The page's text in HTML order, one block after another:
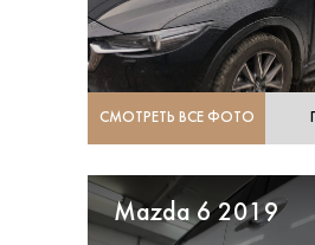
СМОТРЕТЬ ВСЕ ФОТО
Mazda 6 2019